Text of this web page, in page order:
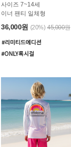
사이즈 7~14세
이너 팬티 일체형
36,000원 (20%) 45,000원